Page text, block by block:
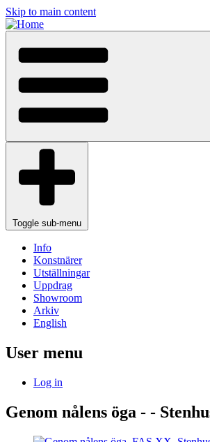
Skip to main content
Toggle sub-menu
Info
Konstnärer
Utställningar
Uppdrag
Showroom
Arkiv
English
User menu
Log in
Genom nålens öga - -